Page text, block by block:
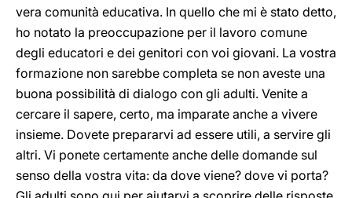
vera comunità educativa. In quello che mi è stato detto,
ho notato la preoccupazione per il lavoro comune
degli educatori e dei genitori con voi giovani. La vostra
formazione non sarebbe completa se non aveste una
buona possibilità di dialogo con gli adulti. Venite a
cercare il sapere, certo, ma imparate anche a vivere
insieme. Dovete prepararvi ad essere utili, a servire gli
altri. Vi ponete certamente anche delle domande sul
senso della vostra vita: da dove viene? dove vi porta?